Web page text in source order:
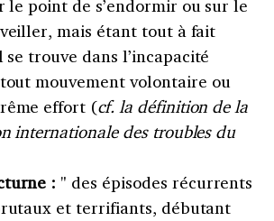
le point de s’endormir ou sur le
mais étant tout à fait
trouve dans l’incapacité
mouvement volontaire ou
effort (cf. la définition de la
internationale des troubles du
:
des épisodes récurrents
et terrifiants, débutant